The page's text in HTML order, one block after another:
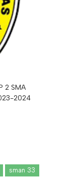
2 SMA
2024
sman 33